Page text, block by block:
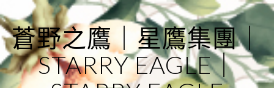
to
content
蒼野之鷹｜星鷹集團｜
STARRY EAGLE｜